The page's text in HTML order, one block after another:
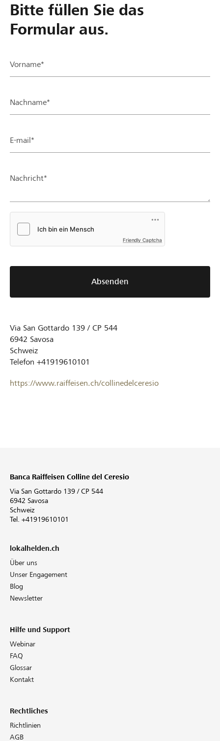
Bitte füllen Sie das
Formular aus.
Vorname*
Nachname*
E-mail*
Nachricht*
Friendly Captcha
Absenden
Via San Gottardo 139 / CP 544
6942 Savosa
Schweiz
Telefon +41919610101
https://www.raiffeisen.ch/collinedelceresio
Banca Raiffeisen Colline del Ceresio
Via San Gottardo 139 / CP 544
6942 Savosa
Schweiz
Tel. +41919610101
lokalhelden.ch
Über uns
Unser Engagement
Blog
Newsletter
Hilfe und Support
Webinar
FAQ
Glossar
Kontakt
Rechtliches
Richtlinien
AGB